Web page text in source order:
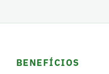
BENEFÍCIOS